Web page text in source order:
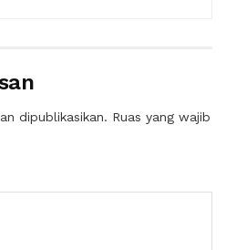
dipublikasikan. Ruas yang wajib